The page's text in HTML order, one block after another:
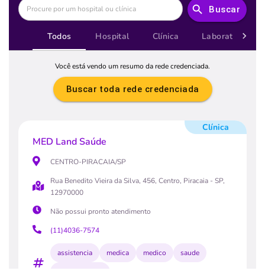
Buscar
Todos Hospital Clínica Laboratório
Você está vendo um resumo da rede credenciada.
Buscar toda rede credenciada
MED Land Saúde
CENTRO-PIRACAIA/SP
Rua Benedito Vieira da Silva, 456, Centro, Piracaia - SP,
12970000
Não possui pronto atendimento
(11)4036-7574
assistencia medica medico
saude
Clínica